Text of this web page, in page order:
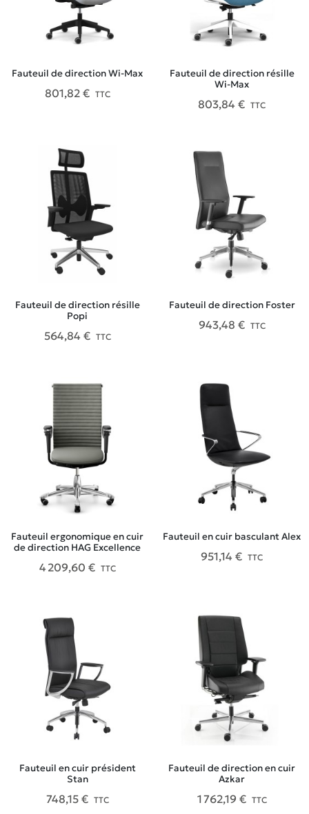
Fauteuil de direction Wi-Max
801,82 € TTC
Fauteuil de direction résille
Wi-Max
803,84 € TTC
Fauteuil de direction résille
Popi
564,84 € TTC
Fauteuil de direction Foster
943,48 € TTC
Fauteuil ergonomique en cuir
de direction HAG Excellence
4 209,60 € TTC
Fauteuil en cuir basculant Alex
951,14 € TTC
Fauteuil en cuir président
Stan
748,15 € TTC
Fauteuil de direction en cuir
Azkar
1 762,19 € TTC